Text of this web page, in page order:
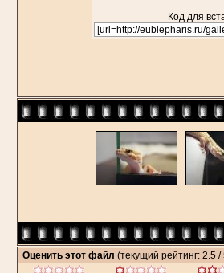
Код для
Оценить этот файл (текущий рейтинг: 2.5 /